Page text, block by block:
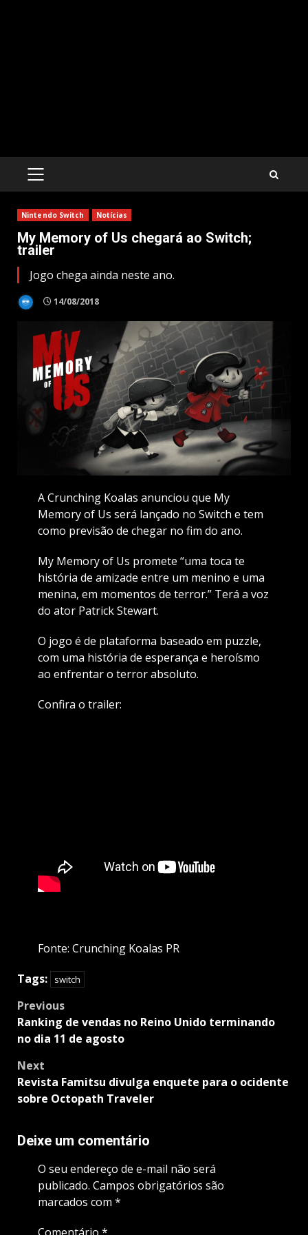
PRIMARY
Nintendo Switch Notícias
My Memory of Us chegará ao Switch;
trailer
Jogo chega ainda neste ano.
14/08/2018
A Crunching Koalas anunciou que My
Memory of Us será lançado no Switch e tem
como previsão de chegar no fim do ano.
My Memory of Us promete “uma toca te
história de amizade entre um menino e uma
menina, em momentos de terror.” Terá a voz
do ator Patrick Stewart.
O jogo é de plataforma baseado em puzzle,
com uma história de esperança e heroísmo
ao enfrentar o terror absoluto.
Confira o trailer:
Fonte: Crunching Koalas PR
Tags:
switch
Post
navigation
Previous
Ranking de vendas no Reino Unido terminando
no dia 11 de agosto
Next
Revista Famitsu divulga enquete para o ocidente
sobre Octopath Traveler
Deixe um comentário
O seu endereço de e-mail não será
publicado. Campos obrigatórios são
marcados com *